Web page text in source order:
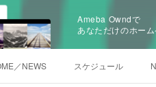
Ameba Owndで
あなただけのホー
／NEWS スケジュール